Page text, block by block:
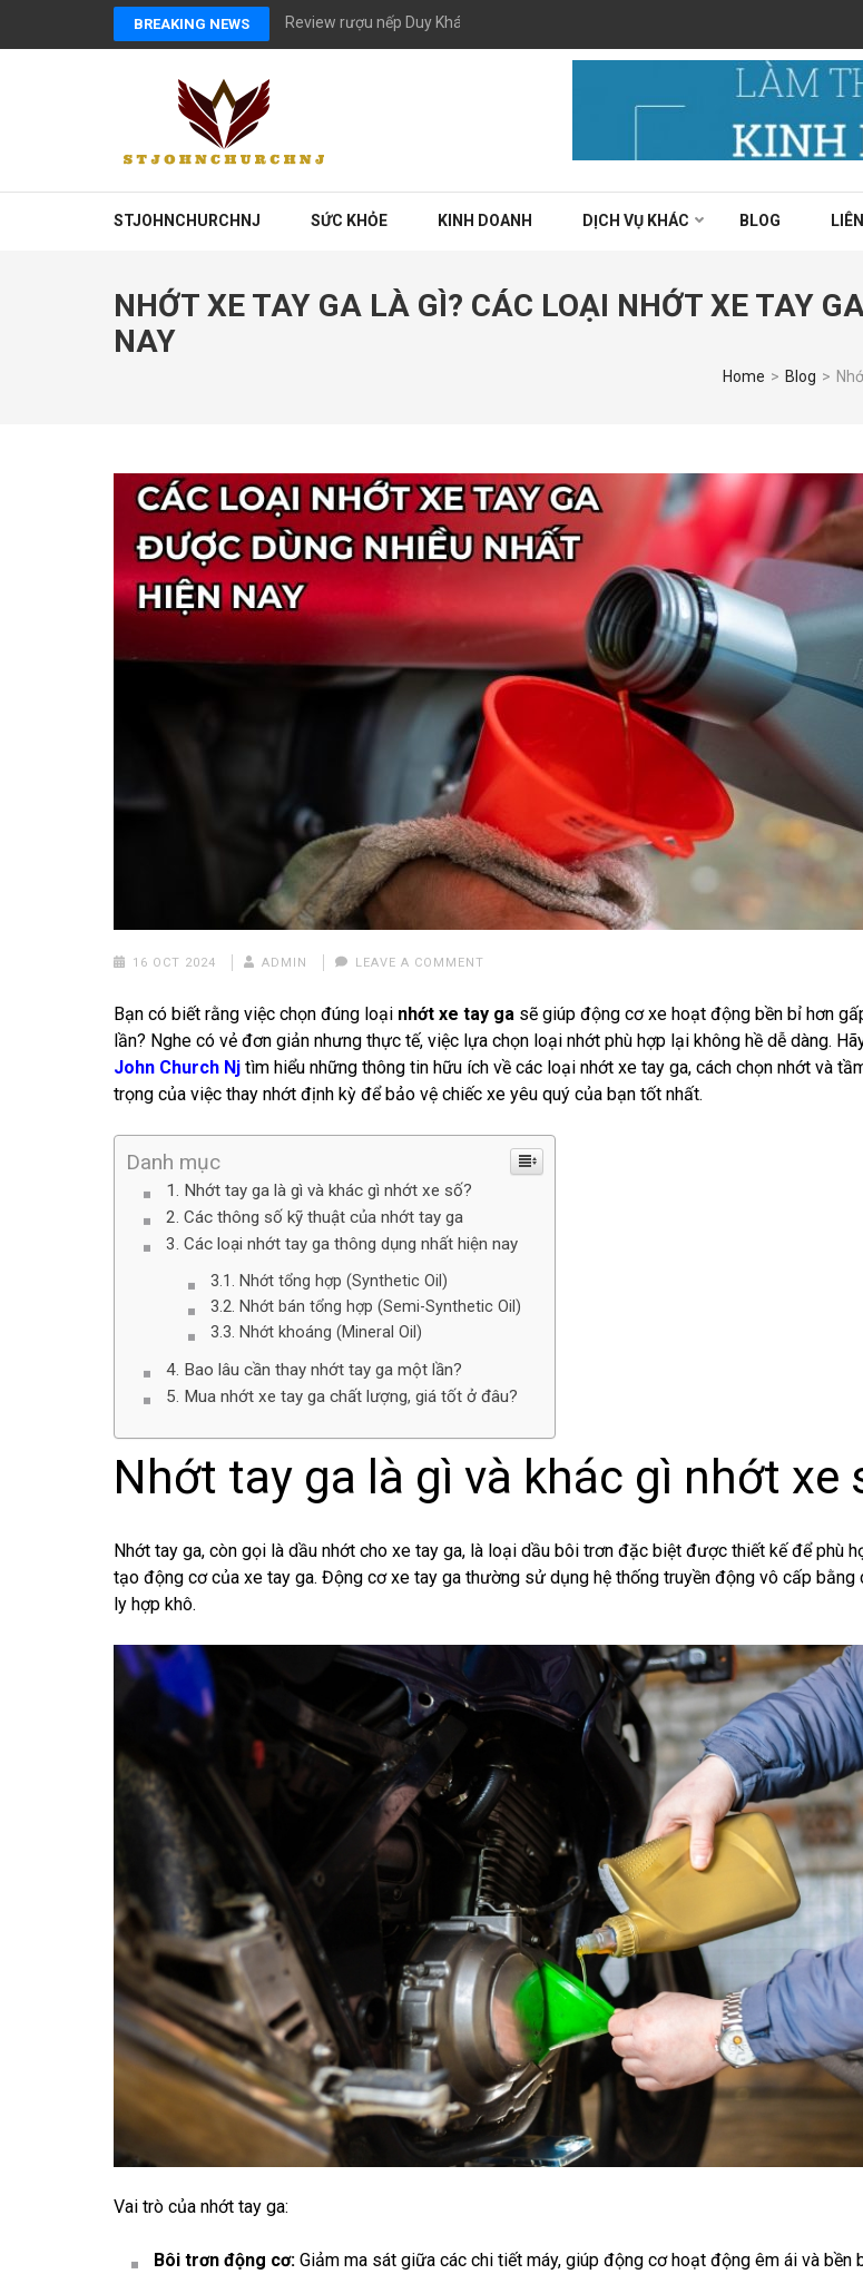
BREAKING NEWS Review rượu nếp Duy Khánh có thật sự ngon chất lượng?
STJOHNCHURCHNJ SỨC KHỎE KINH DOANH DỊCH VỤ KHÁC BLOG
NHỚT XE TAY GA LÀ GÌ? CÁC LOẠI NHỚT XE TAY
NAY
Home > Blog >
16 OCT 2024 ADMIN LEAVE A COMMENT
Bạn có biết rằng việc chọn đúng loại nhớt xe tay ga sẽ giúp động cơ xe hoạt động bền bỉ hơn
lần? Nghe có vẻ đơn giản nhưng thực tế, việc lựa chọn loại nhớt phù hợp lại không hề dễ dàng.
John Church Nj tìm hiểu những thông tin hữu ích về các loại nhớt xe tay ga, cách chọn nhớt và
trọng của việc thay nhớt định kỳ để bảo vệ chiếc xe yêu quý của bạn tốt nhất.
Danh mục
Nhớt tay ga là gì và khác gì nhớt xe số?
Các thông số kỹ thuật của nhớt tay ga
Các loại nhớt tay ga thông dụng nhất hiện nay
Nhớt tổng hợp (Synthetic Oil)
Nhớt bán tổng hợp (Semi-Synthetic Oil)
Nhớt khoáng (Mineral Oil)
Bao lâu cần thay nhớt tay ga một lần?
Mua nhớt xe tay ga chất lượng, giá tốt ở đâu?
Nhớt tay ga là gì và khác gì nhớt xe
Nhớt tay ga, còn gọi là dầu nhớt cho xe tay ga, là loại dầu bôi trơn đặc biệt được thiết kế để phù
tạo động cơ của xe tay ga. Động cơ xe tay ga thường sử dụng hệ thống truyền động vô cấp bằng
ly hợp khô.
Vai trò của nhớt tay ga:
Bôi trơn động cơ: Giảm ma sát giữa các chi tiết máy, giúp động cơ hoạt động êm ái và bền